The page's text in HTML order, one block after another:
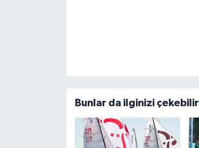
Bunlar da ilginizi çekebilir